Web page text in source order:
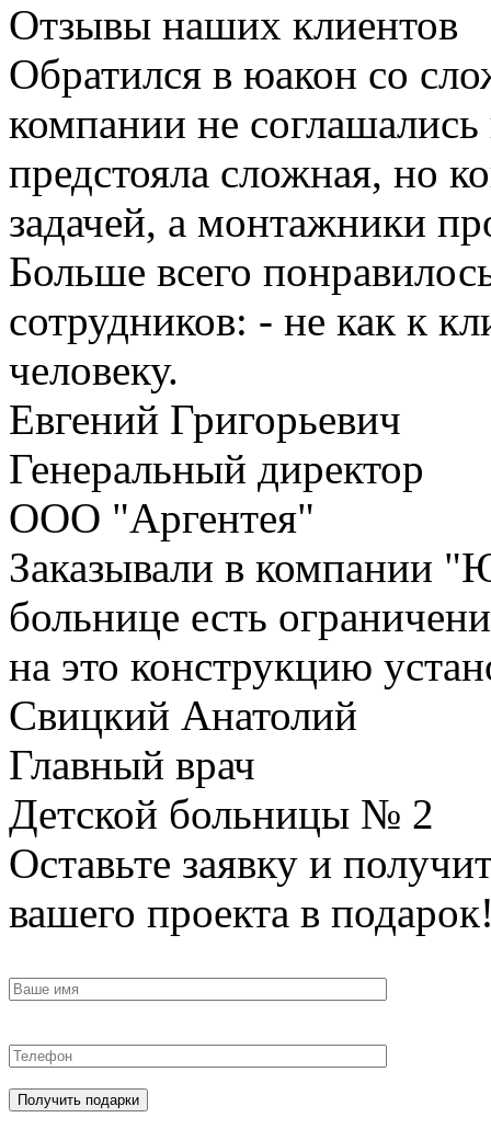
Отзывы наших клиентов
Обратился в юакон со
компании не
предстояла сложная, но
задачей, а монтажники
Больше всего
сотрудников: - не как к
человеку.
Евгений Григорьевич
Генеральный директор
ООО "Аргентея"
Заказывали в компании
больнице есть
на это конструкцию
Свицкий Анатолий
Главный врач
Детской больницы № 2
Оставьте заявку и
вашего проекта в